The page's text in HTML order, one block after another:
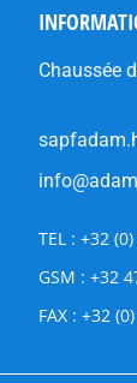
Chaussée
TEL : +32
GSM : +32
FAX : +32